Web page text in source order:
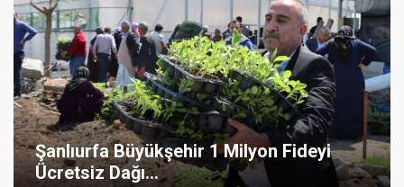
Şanlıurfa Büyükşehir 1 Milyon Fideyi
Ücretsiz Dağı...